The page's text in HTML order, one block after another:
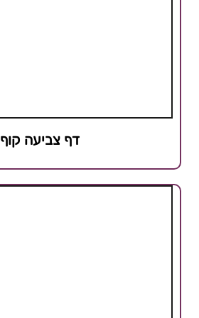
דף צביעה קוף